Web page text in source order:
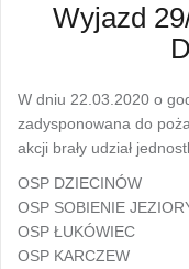
Wyjazd
W dniu 22.03.2020 o
zadysponowana do
akcji brały udział
OSP DZIECINÓW
OSP SOBIENIE
OSP ŁUKÓWIEC
OSP KARCZEW